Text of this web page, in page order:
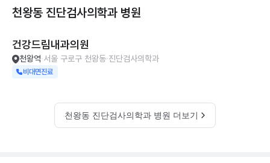
천왕동 진단검사의학과 병원
건강드림내과의원
천왕역 서울 구로구 천왕동 진단검사의학과
비대면진료
천왕동 진단검사의학과 병원 더보기